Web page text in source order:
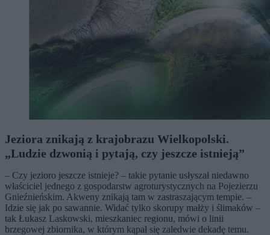
Jeziora znikają z krajobrazu Wielkopolski.
„Ludzie dzwonią i pytają, czy jeszcze istnieją”
– Czy jezioro jeszcze istnieje? – takie pytanie usłyszał niedawno
właściciel jednego z gospodarstw agroturystycznych na Pojezierzu
Gnieźnieńskim. Akweny znikają tam w zastraszającym tempie. –
Idzie się jak po sawannie. Widać tylko skorupy małży i ślimaków –
tak Łukasz Laskowski, mieszkaniec regionu, mówi o linii
brzegowej zbiornika, w którym kąpał się zaledwie dekadę temu.